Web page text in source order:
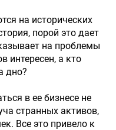
на исторических
порой это дает
на проблемы
интересен, а кто
дно?
в ее бизнесе не
странных активов,
Все это привело к